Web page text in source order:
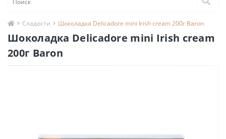
Сладости Шоколадка Delicadore mini Irish cream 200г Baron
Шоколадка Delicadore mini Irish cream
200г Baron